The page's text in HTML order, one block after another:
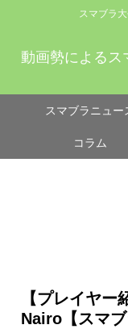
スマブラ
動画勢によるス
スマブラニュー
コラム
【プレイヤー
Nairo【スマブ